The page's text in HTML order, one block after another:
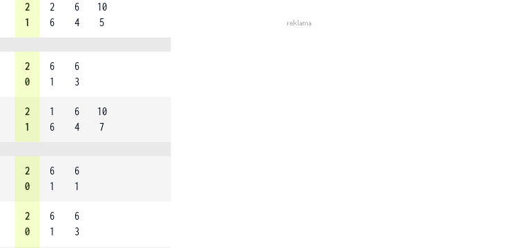
2
1
2
6
6
4
10
5
2
0
6
1
6
3
2
1
1
6
6
4
10
7
2
0
6
1
6
1
2
0
6
1
6
3